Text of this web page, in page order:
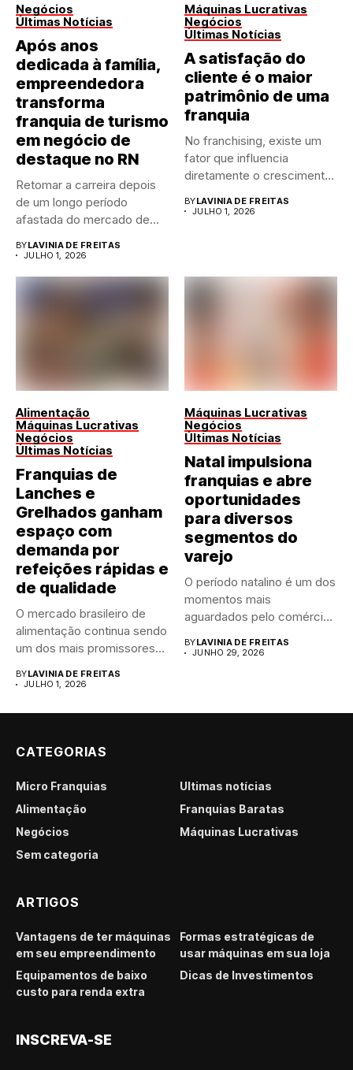
Negócios
Últimas Notícias
Após anos
dedicada à família,
empreendedora
transforma
franquia de turismo
em negócio de
destaque no RN
Retomar a carreira depois
de um longo período
afastada do mercado de...
BYLAVINIA DE FREITAS
JULHO 1, 2026
Máquinas Lucrativas
Negócios
Últimas Notícias
A satisfação do
cliente é o maior
patrimônio de uma
franquia
No franchising, existe um
fator que influencia
diretamente o crescimento
BYLAVINIA DE FREITAS
JULHO 1, 2026
Alimentação
Máquinas Lucrativas
Negócios
Últimas Notícias
Franquias de
Lanches e
Grelhados ganham
espaço com
demanda por
refeições rápidas e
de qualidade
O mercado brasileiro de
alimentação continua sendo
um dos mais promissores
BYLAVINIA DE FREITAS
JULHO 1, 2026
Máquinas Lucrativas
Negócios
Últimas Notícias
Natal impulsiona
franquias e abre
oportunidades
para diversos
segmentos do
varejo
O período natalino é um dos
momentos mais
aguardados pelo comércio
BYLAVINIA DE FREITAS
JUNHO 29, 2026
CATEGORIAS
Micro Franquias
Últimas notícias
Alimentação
Franquias Baratas
Negócios
Máquinas Lucrativas
Sem categoria
ARTIGOS
Vantagens de ter máquinas
em seu empreendimento
Formas estratégicas de
usar máquinas em sua loja
Equipamentos de baixo
custo para renda extra
Dicas de Investimentos
INSCREVA-SE